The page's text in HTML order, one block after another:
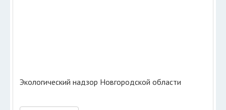
Экологический надзор Новгородской области